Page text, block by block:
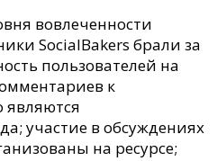
вовлеченности
SocialBakers брали за
пользователей на
к
являются
участие в обсуждениях
на ресурсе;